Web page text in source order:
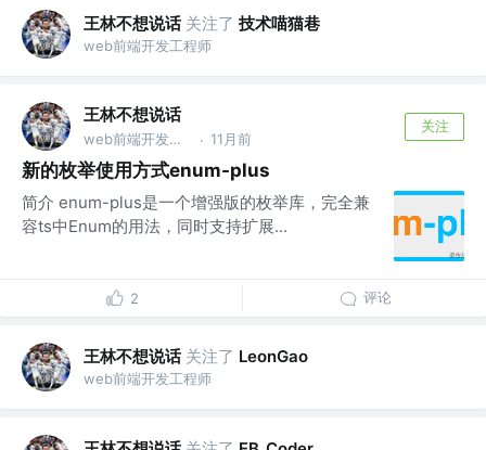
王林不想说话 关注了 技术喵猫巷
web前端开发工程师
王林不想说话
web前端开发工程师 · 11月前
关注
新的枚举使用方式enum-plus
简介 enum-plus是一个增强版的枚举库，完全兼
容ts中Enum的用法，同时支持扩展...
2 评论
王林不想说话 关注了 LeonGao
web前端开发工程师